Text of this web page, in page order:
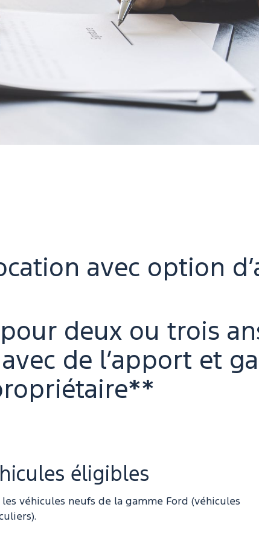
avec option
deux ou trois
de l’apport et
éligibles
les véhicules neufs de la gamme Ford (véhicules